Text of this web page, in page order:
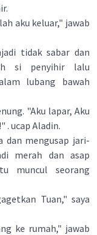
aku keluar," jawab
tidak sabar dan
si penyihir lalu
lubang bawah
"Aku lapar, Aku
. ucap Aladin.
mengusap jari-
merah dan asap
muncul seorang
Tuan," saya
ke rumah," jawab